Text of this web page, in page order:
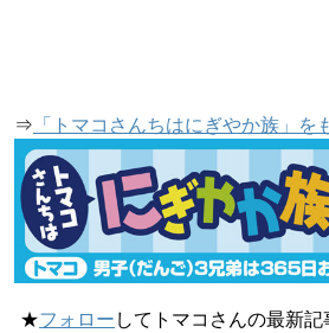
⇒ 「トマコさんちはにぎやか族」を
★フォロー してトマコさんの最新記